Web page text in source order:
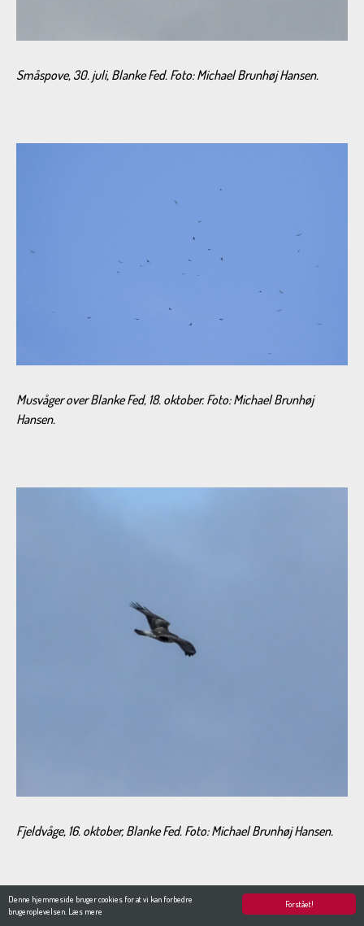
Forstået!
Denne hjemmeside bruger cookies for at vi kan forbedre
brugeroplevelsen. Læs mere
Småspove, 30. juli, Blanke Fed. Foto: Michael Brunhøj Hansen.
Musvåger over Blanke Fed, 18. oktober. Foto: Michael Brunhøj
Hansen.
Fjeldvåge, 16. oktober, Blanke Fed. Foto: Michael Brunhøj Hansen.